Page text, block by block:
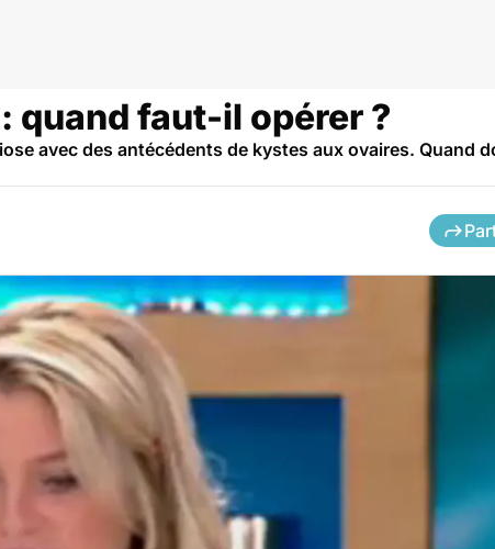
quand faut-il opérer ?
avec des antécédents de kystes aux ovaires. Quand